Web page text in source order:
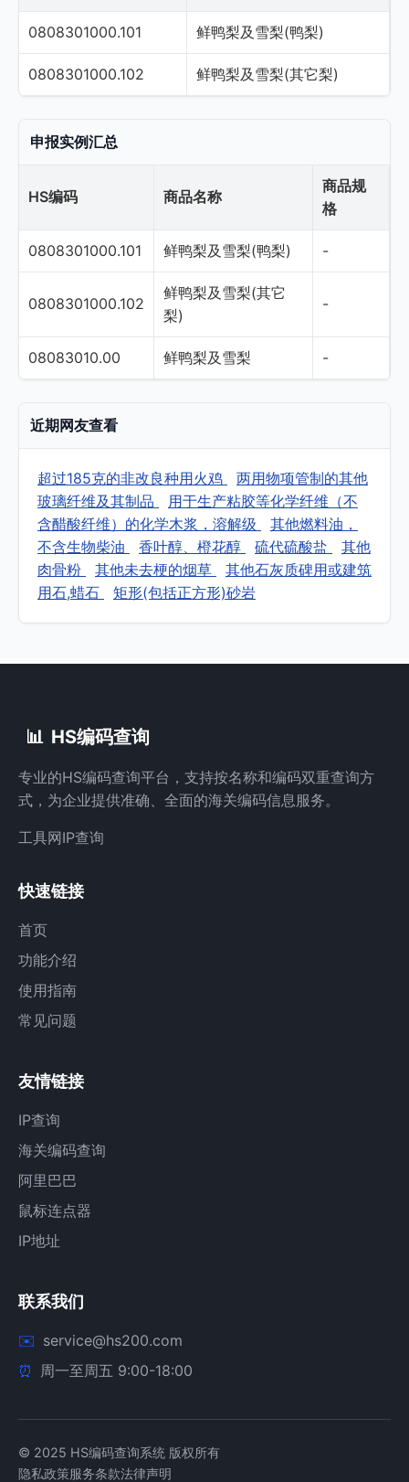
0808301000.101 鲜鸭梨及雪梨(鸭梨)
0808301000.102 鲜鸭梨及雪梨(其它梨)
申报实例汇总
HS编码 商品名称
商品规
格
0808301000.101 鲜鸭梨及雪梨(鸭梨) -
0808301000.102
鲜鸭梨及雪梨(其它
梨)
-
08083010.00 鲜鸭梨及雪梨 -
近期网友查看
超过185克的非改良种用火鸡
两用物项管制的其他
玻璃纤维及其制品
用于生产粘胶等化学纤维（不
含醋酸纤维）的化学木浆，溶解级
其他燃料油，
不含生物柴油
香叶醇、橙花醇 硫代硫酸盐
其他
肉骨粉
其他未去梗的烟草
其他石灰质碑用或建筑
用石,蜡石
矩形(包括正方形)砂岩
📊 HS编码查询
专业的HS编码查询平台，支持按名称和编码双重查询方
式，为企业提供准确、全面的海关编码信息服务。
工具网IP查询
快速链接
首页
功能介绍
使用指南
常见问题
友情链接
IP查询
海关编码查询
阿里巴巴
鼠标连点器
IP地址
联系我们
service@hs200.com
周一至周五 9:00-18:00
© 2025 HS编码查询系统 版权所有
隐私政策服务条款法律声明